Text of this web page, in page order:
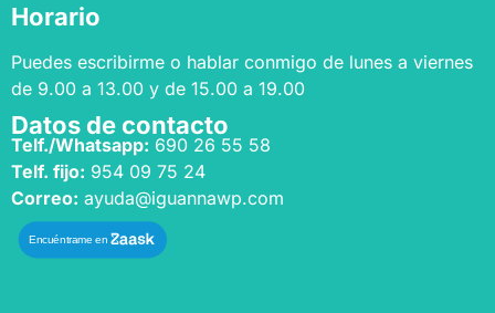
Horario
Puedes escribirme o hablar conmigo de lunes a viernes
de 9.00 a 13.00 y de 15.00 a 19.00
Datos de contacto
Telf./Whatsapp: 690 26 55 58
Telf. fijo: 954 09 75 24
Correo: ayuda@iguannawp.com